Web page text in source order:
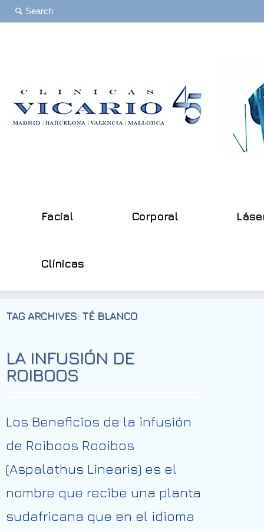
Facial Corporal
Clínicas
TAG ARCHIVES: TÉ BLANCO
LA INFUSIÓN DE
ROIBOOS
Los Beneficios de la infusión
de Roiboos Rooibos
(Aspalathus Linearis) es el
nombre que recibe una planta
sudafricana que en el idioma